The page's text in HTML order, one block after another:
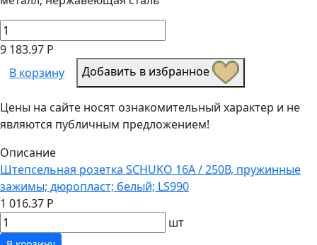
9 183.97 Р
В корзину
Добавить в избранное
Цены на сайте носят ознакомительный характер и не
являются публичным предложением!
Описание
Штепсельная розетка SCHUKO 16А / 250В, пружинные
зажимы; дюропласт; белый; LS990
1 016.37 Р
шт